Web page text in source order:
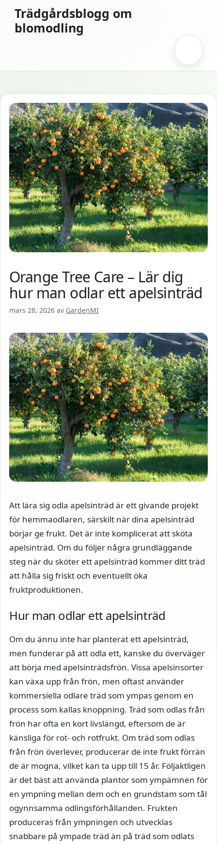
innehåll
Trädgårdsblogg om
blomodling
Orange Tree Care – Lär dig
hur man odlar ett apelsinträd
mars 28, 2026 av GardenMI
Att lära sig odla apelsinträd är ett givande projekt
för hemmaodlaren, särskilt när dina apelsinträd
börjar ge frukt. Det är inte komplicerat att sköta
apelsinträd. Om du följer några grundläggande
steg när du sköter ett apelsinträd kommer ditt träd
att hålla sig friskt och eventuellt öka
fruktproduktionen.
Hur man odlar ett apelsinträd
Om du ännu inte har planterat ett apelsinträd,
men funderar på att odla ett, kanske du överväger
att börja med apelsinträdsfrön. Vissa apelsinsorter
kan växa upp från frön, men oftast använder
kommersiella odlare träd som ympas genom en
process som kallas knoppning. Träd som odlas från
frön har ofta en kort livslängd, eftersom de är
känsliga för rot- och rotfrukt. Om träd som odlas
från frön överlever, producerar de inte frukt förrän
de är mogna, vilket kan ta upp till 15 år. Följaktligen
är det bäst att använda plantor som ympämnen för
en ympning mellan dem och en grundstam som tål
ogynnsamma odlingsförhållanden. Frukten
produceras från ympningen och utvecklas
snabbare på ympade träd än på träd som odlats